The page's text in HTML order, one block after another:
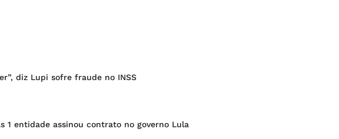
diz Lupi sofre fraude no INSS
1 entidade assinou contrato no governo Lula